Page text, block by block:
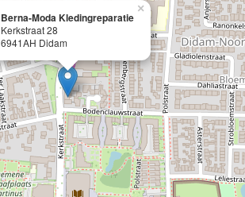
Berna-Moda Kledingreparatie
Kerkstraat 28
6941AH Didam
×